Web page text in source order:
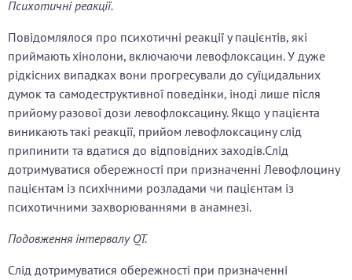
Психотичні реакції.
Повідомлялося про психотичні реакції у пацієнтів, які
приймають хінолони, включаючи левофлоксацин. У дуже
рідкісних випадках вони прогресували до суїцидальних
думок та самодеструктивної поведінки, іноді лише після
прийому разової дози левофлоксацину. Якщо у пацієнта
виникають такі реакції, прийом левофлоксацину слід
припинити та вдатися до відповідних заходів.Слід
дотримуватися обережності при призначенні Левофлоцину
пацієнтам із психічними розладами чи пацієнтам із
психотичними захворюваннями в анамнезі.
Подовження інтервалу QT.
Слід дотримуватися обережності при призначенні